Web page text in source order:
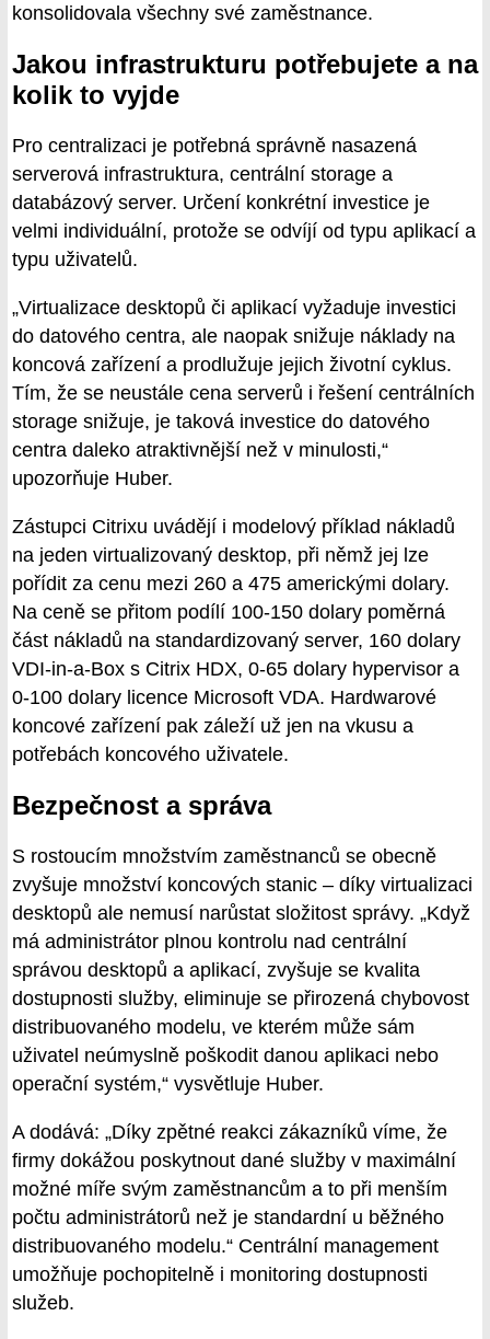
konsolidovala všechny své zaměstnance.
Jakou infrastrukturu potřebujete a na
kolik to vyjde
Pro centralizaci je potřebná správně nasazená
serverová infrastruktura, centrální storage a
databázový server. Určení konkrétní investice je
velmi individuální, protože se odvíjí od typu aplikací a
typu uživatelů.
„Virtualizace desktopů či aplikací vyžaduje investici
do datového centra, ale naopak snižuje náklady na
koncová zařízení a prodlužuje jejich životní cyklus.
Tím, že se neustále cena serverů i řešení centrálních
storage snižuje, je taková investice do datového
centra daleko atraktivnější než v minulosti,“
upozorňuje Huber.
Zástupci Citrixu uvádějí i modelový příklad nákladů
na jeden virtualizovaný desktop, při němž jej lze
pořídit za cenu mezi 260 a 475 americkými dolary.
Na ceně se přitom podílí 100-150 dolary poměrná
část nákladů na standardizovaný server, 160 dolary
VDI‑in‑a‑Box s Citrix HDX, 0-65 dolary hypervisor a
0-100 dolary licence Microsoft VDA. Hardwarové
koncové zařízení pak záleží už jen na vkusu a
potřebách koncového uživatele.
Bezpečnost a správa
S rostoucím množstvím zaměstnanců se obecně
zvyšuje množství koncových stanic – díky virtualizaci
desktopů ale nemusí narůstat složitost správy. „Když
má administrátor plnou kontrolu nad centrální
správou desktopů a aplikací, zvyšuje se kvalita
dostupnosti služby, eliminuje se přirozená chybovost
distribuovaného modelu, ve kterém může sám
uživatel neúmyslně poškodit danou aplikaci nebo
operační systém,“ vysvětluje Huber.
A dodává: „Díky zpětné reakci zákazníků víme, že
firmy dokážou poskytnout dané služby v maximální
možné míře svým zaměstnancům a to při menším
počtu administrátorů než je standardní u běžného
distribuovaného modelu.“ Centrální management
umožňuje pochopitelně i monitoring dostupnosti
služeb.